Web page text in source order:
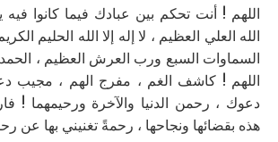
اللهم ! أنت تحكم بين عبادك فيما كانوا فيه
الله العلي العظيم ، لا إله إلا الله الحليم
السماوات السبع ورب العرش العظيم ، الحمد
اللهم ! كاشف الغم ، مفرج الهم ، مجيب
دعوك ، رحمن الدنيا والآخرة ورحيمهما !
هذه بقضائها ونجاحها ، رحمةً تغنيني بها عن